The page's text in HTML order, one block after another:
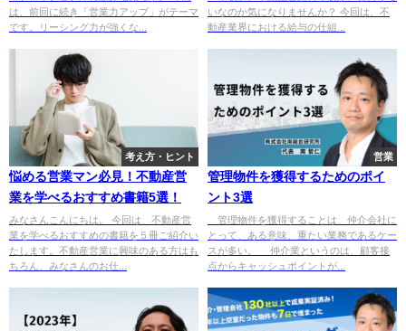
は、前回に続き「営業力アップ」がテーマ
です。リーシング力が強くな...
いなのか気になりませんか？ 今回は、不
動産業界における給与の仕組...
考え方・ヒント
悩める営業マン必見！不動産営
業を学べるおすすめ書籍5選！
みなさんこんにちは。 今回は、​​不動産営
業を学べるおすすめの書籍を５冊ご紹介い
たします。不動産営業に興味のある方はも
ちろん、みなさんのお仕...
営業
管理物件を獲得するためのポイ
ント3選
管理物件を獲得することは、仲介会社に
とって、ある意味、重たい業務であるケー
スが多い。 仲介業というのは、顧客接
点からキャッシュポイントが...